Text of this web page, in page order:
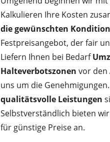
Kalkulieren Ihre Kosten
die gewünschten
Festpreisangebot, der fair
Liefern Ihnen bei Bedarf
Halteverbotszonen vor den
uns um die Genehmigungen.
qualitätsvolle Leistungen
Selbstverständlich bieten
für günstige Preise an.